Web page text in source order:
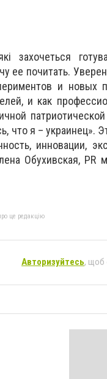
захочеться
ее почитать.
и новых
и как
что я – украинец».
инновации,
Обухивская, PR
це редакцію
Авторизуйтесь, щоб